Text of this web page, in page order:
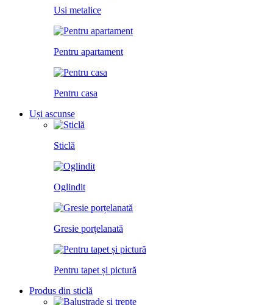
Usi metalice
Pentru apartament
Pentru casa
Uși ascunse
Sticlă
Oglindit
Gresie porțelanată
Pentru tapet și pictură
Produs din sticlă